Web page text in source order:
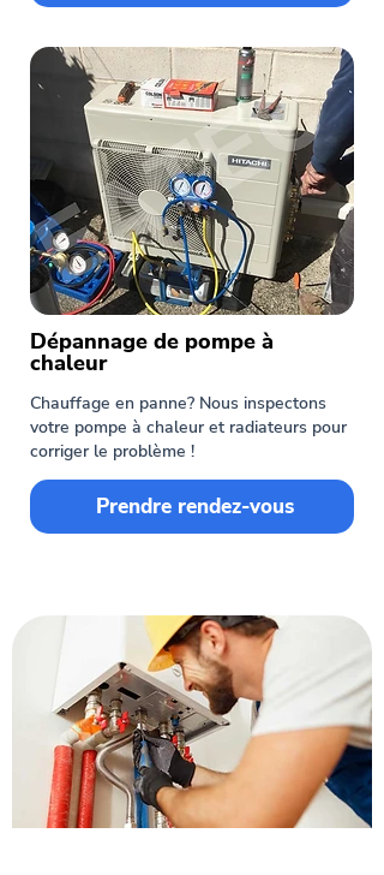
Dépannage de pompe à
chaleur
Chauffage en panne? Nous inspectons
votre pompe à chaleur et radiateurs pour
corriger le problème !
Prendre rendez-vous